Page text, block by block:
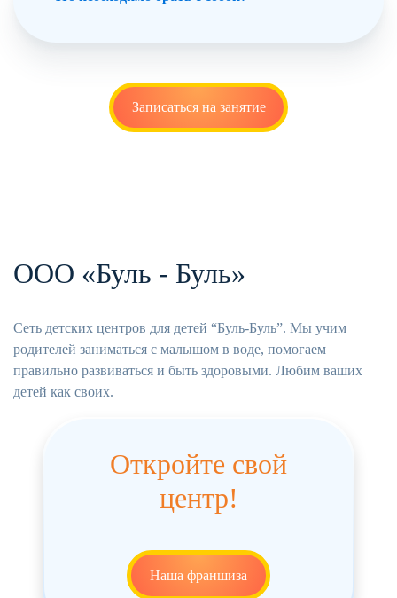
Записаться на занятие
ООО «Буль - Буль»
Сеть детских центров для детей “Буль-Буль”. Мы учим
родителей заниматься с малышом в воде, помогаем
правильно развиваться и быть здоровыми. Любим ваших
детей как своих.
Откройте свой
центр!
Наша франшиза